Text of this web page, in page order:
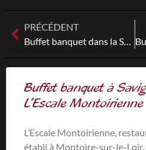
PRÉCÉDENT
Buffet banquet dans la Sarthe (72) avec L’Escale Montoirienne
Buffet banquet à
L’Escale Montoirienne
L’Escale Montoirienne,
établi à Montoire-sur-le-Loir,